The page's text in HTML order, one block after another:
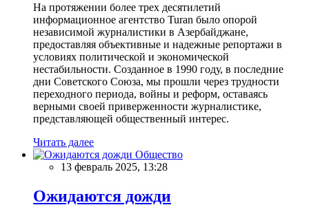
На протяжении более трех десятилетий
информационное агентство Turan было опорой
независимой журналистики в Азербайджане,
предоставляя объективные и надежные репортажи в
условиях политической и экономической
нестабильности. Созданное в 1990 году, в последние
дни Советского Союза, мы прошли через трудности
переходного периода, войны и реформ, оставаясь
верными своей приверженности журналистике,
представляющей общественный интерес.
Читать далее
Общество
13 февраль 2025, 13:28
Ожидаются дожди